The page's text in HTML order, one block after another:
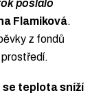
poslalo
Flamiková.
z fondů
se teplota sníží